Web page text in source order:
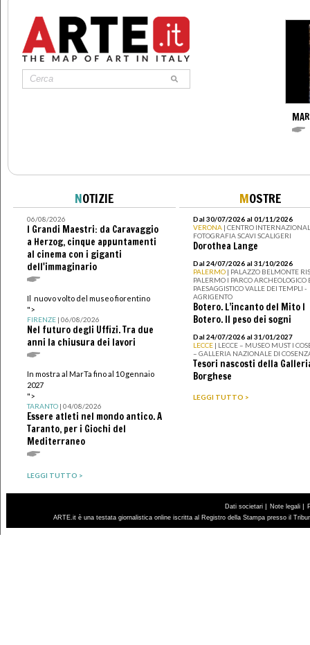
NOTIZIE
06/08/2026
I Grandi Maestri: da Caravaggio
a Herzog, cinque appuntamenti
al cinema con i giganti
dell'immaginario
Il nuovo volto del museo fiorentino
">
FIRENZE| 06/08/2026
Nel futuro degli Uffizi. Tra due
anni la chiusura dei lavori
In mostra al MarTa fino al 10 gennaio
2027
">
TARANTO| 04/08/2026
Essere atleti nel mondo antico. A
Taranto, per i Giochi del
Mediterraneo
LEGGI TUTTO >
MOSTRE
Dal 30/07/2026 al 01/11/2026
VERONA | CENTRO
FOTOGRAFIA SCAVI SCALIGERI
Dorothea Lange
Dal 24/07/2026 al 31/10/2026
PALERMO | PALAZZO BELMONTE
PALERMO I PARCO ARCHEOLOGICO
PAESAGGISTICO VALLE DEI TEMPLI -
AGRIGENTO
Botero. L’incanto del Mito I
Botero. Il peso dei sogni
Dal 24/07/2026 al 31/01/2027
LECCE | LECCE – MUSEO MUST I
– GALLERIA NAZIONALE DI
Tesori nascosti della
Borghese
LEGGI TUTTO >
Dati societari | Note legali |
ARTE.it è una testata giornalistica online iscritta al Registro della Stampa presso il